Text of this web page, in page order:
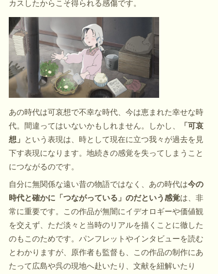
カスしたからこそ得られる感傷です。
あの時代は可哀想で不幸な時代、今は恵まれた幸せな時
代。間違ってはいないかもしれません。しかし、
「可哀
想」 という表現は、時として現在に立つ我々が過去を見
下す表現になります。地続きの感覚を失ってしまうこと
につながるのです。
自分に無関係な遠い昔の物語ではなく、あの時代は今の
時代と確かに「つながっている」のだという感覚は、非
常に重要です。この作品が無闇にイデオロギーや価値観
を交えず、ただ淡々と当時のリアルを描くことに徹した
のもこのためです。パンフレットやインタビューを読む
とわかりますが、原作者も監督も、この作品の制作にあ
たって広島や呉の現地へ赴いたり、文献を紐解いたり